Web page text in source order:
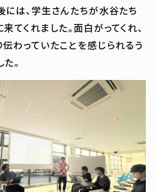
には、学生さんたちが水谷たち
てくれました。面白がってくれ、
わっていたことを感じられるう
。